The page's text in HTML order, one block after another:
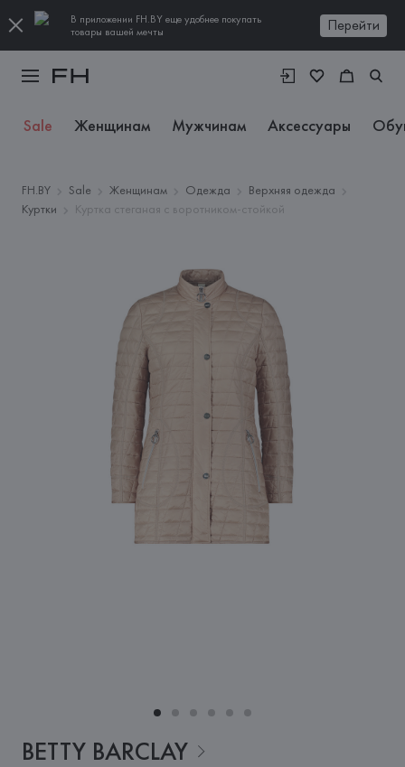
В приложении FH.BY еще удобнее покупать
товары вашей мечты
Перейти
Sale Женщинам Мужчинам Аксессуары
FH.BY Sale Женщинам Одежда
Верхняя одежда
Куртки
Куртка стеганая с воротником-стойкой
BETTY BARCLAY